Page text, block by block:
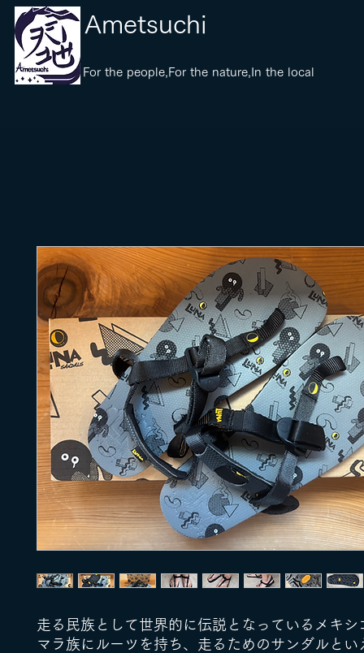
​Ametsuchi
​For the people,For the nature,In the local
走る民族として世界的に伝説となっているメキシ
マラ族にルーツを持ち、走るためのサンダルとい